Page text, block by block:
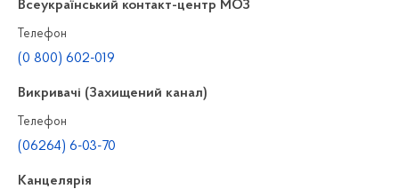
Всеукраїнський контакт-центр МОЗ
Телефон
(0 800) 602-019
Викривачі (Захищений канал)
Телефон
(06264) 6-03-70
Канцелярiя